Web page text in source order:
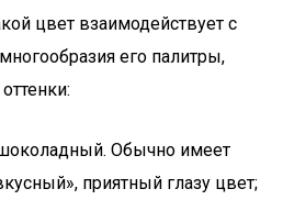
цвет взаимодействует с
его палитры,
Обычно имеет
приятный глазу цвет;